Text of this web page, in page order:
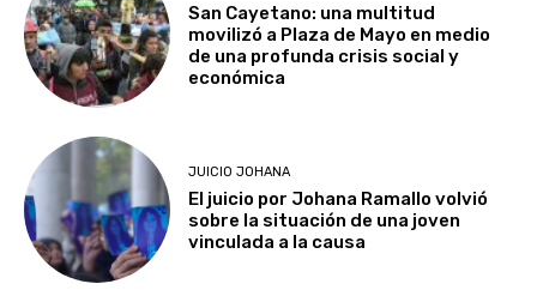
San Cayetano: una multitud
movilizó a Plaza de Mayo en medio
de una profunda crisis social y
económica
JUICIO JOHANA
El juicio por Johana Ramallo volvió
sobre la situación de una joven
vinculada a la causa